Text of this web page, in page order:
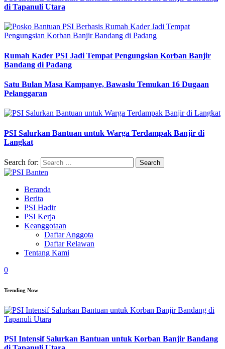
di Tapanuli Utara
Rumah Kader PSI Jadi Tempat Pengungsian Korban Banjir
Bandang di Padang
Satu Bulan Masa Kampanye, Bawaslu Temukan 16 Dugaan
Pelanggaran
PSI Salurkan Bantuan untuk Warga Terdampak Banjir di
Langkat
Search for:
Beranda
Berita
PSI Hadir
PSI Kerja
Keanggotaan
Daftar Anggota
Daftar Relawan
Tentang Kami
0
Trending Now
PSI Intensif Salurkan Bantuan untuk Korban Banjir Bandang